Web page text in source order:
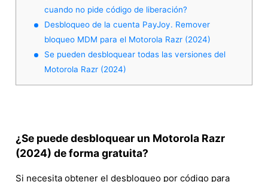
cuando no pide código de liberación?
Desbloqueo de la cuenta PayJoy. Remover
bloqueo MDM para el Motorola Razr (2024)
Se pueden desbloquear todas las versiones del
Motorola Razr (2024)
¿Se puede desbloquear un Motorola Razr
(2024) de forma gratuita?
Si necesita obtener el desbloqueo por código para